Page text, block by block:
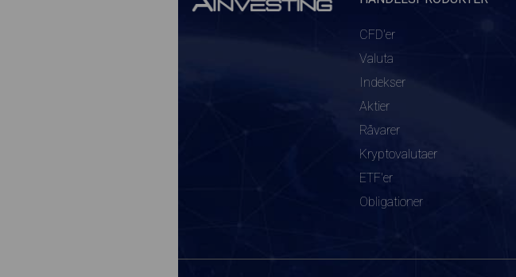
CFD'er
Valuta
Indekser
Aktier
Råvarer
Kryptovalutaer
ETF'er
Obligationer